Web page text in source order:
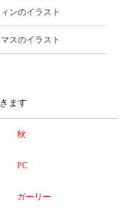
ンのイラスト
スのイラスト
ます
秋
PC
ガーリー